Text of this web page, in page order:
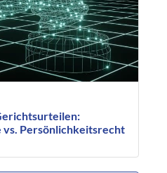
Persönlichkeitsrecht